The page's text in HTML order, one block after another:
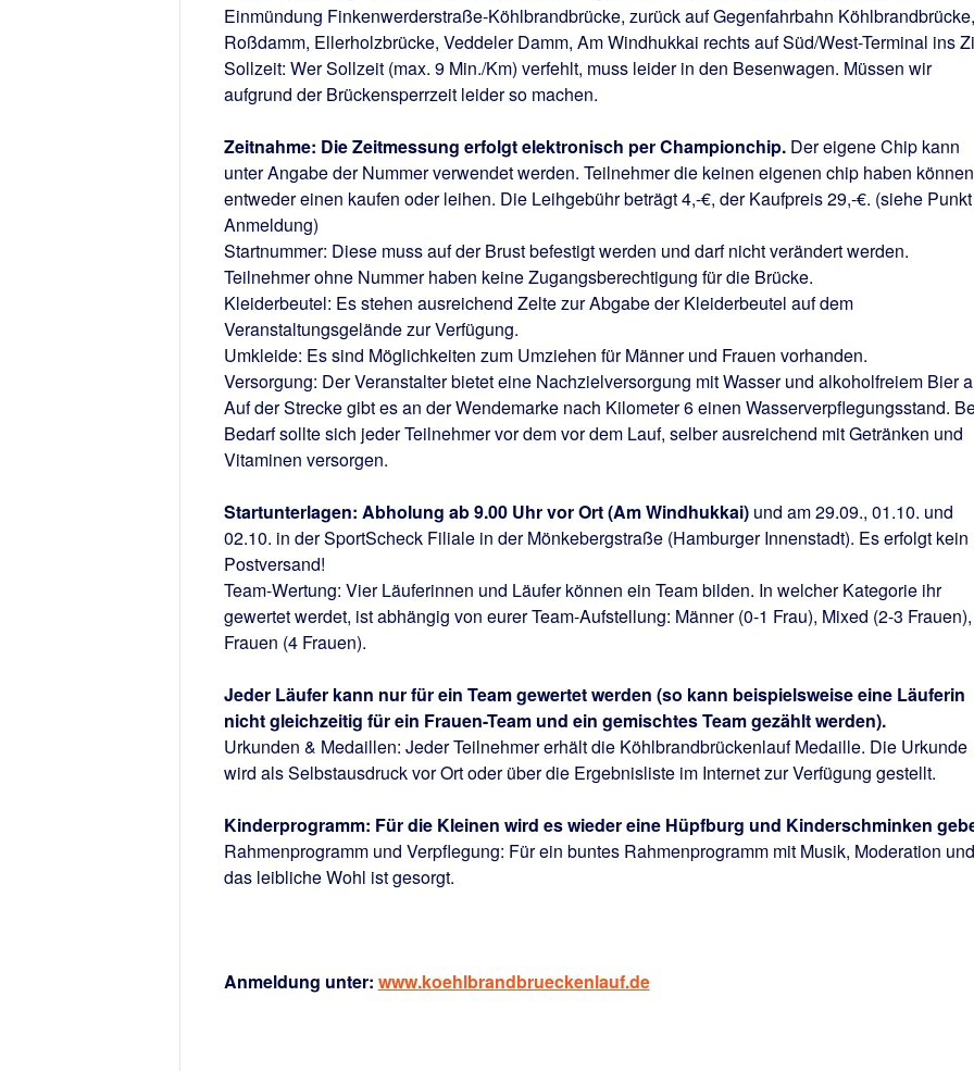
Einmündung Finkenwerderstraße-Köhlbrandbrücke, zurück auf Gegenfahrbahn Köhlbrandbrücke,
Roßdamm, Ellerholzbrücke, Veddeler Damm, Am Windhukkai rechts auf Süd/West-Terminal ins
Sollzeit: Wer Sollzeit (max. 9 Min./Km) verfehlt, muss leider in den Besenwagen. Müssen wir
aufgrund der Brückensperrzeit leider so machen.
Zeitnahme: Die Zeitmessung erfolgt elektronisch per Championchip.Der eigene Chip kann
unter Angabe der Nummer verwendet werden. Teilnehmer die keinen eigenen chip haben können
entweder einen kaufen oder leihen. Die Leihgebühr beträgt 4,-€, der Kaufpreis 29,-€. (siehe Punkt
Anmeldung)
Startnummer: Diese muss auf der Brust befestigt werden und darf nicht verändert werden.
Teilnehmer ohne Nummer haben keine Zugangsberechtigung für die Brücke.
Kleiderbeutel: Es stehen ausreichend Zelte zur Abgabe der Kleiderbeutel auf dem
Veranstaltungsgelände zur Verfügung.
Umkleide: Es sind Möglichkeiten zum Umziehen für Männer und Frauen vorhanden.
Versorgung: Der Veranstalter bietet eine Nachzielversorgung mit Wasser und alkoholfreiem Bier
Auf der Strecke gibt es an der Wendemarke nach Kilometer 6 einen Wasserverpflegungsstand.
Bedarf sollte sich jeder Teilnehmer vor dem vor dem Lauf, selber ausreichend mit Getränken und
Vitaminen versorgen.
Startunterlagen: Abholung ab 9.00 Uhr vor Ort (Am Windhukkai)und am 29.09., 01.10. und
02.10. in der SportScheck Filiale in der Mönkebergstraße (Hamburger Innenstadt). Es erfolgt kein
Postversand!
Team-Wertung: Vier Läuferinnen und Läufer können ein Team bilden. In welcher Kategorie ihr
gewertet werdet, ist abhängig von eurer Team-Aufstellung: Männer (0-1 Frau), Mixed (2-3 Frauen),
Frauen (4 Frauen).
Jeder Läufer kann nur für ein Team gewertet werden (so kann beispielsweise eine Läuferin
nicht gleichzeitig für ein Frauen-Team und ein gemischtes Team gezählt werden).
Urkunden & Medaillen: Jeder Teilnehmer erhält die Köhlbrandbrückenlauf Medaille. Die Urkunde
wird als Selbstausdruck vor Ort oder über die Ergebnisliste im Internet zur Verfügung gestellt.
Kinderprogramm: Für die Kleinen wird es wieder eine Hüpfburg und Kinderschminken
Rahmenprogramm und Verpflegung: Für ein buntes Rahmenprogramm mit Musik, Moderation und
das leibliche Wohl ist gesorgt.
Anmeldung unter: www.koehlbrandbrueckenlauf.de